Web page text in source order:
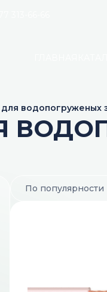
водопогруженых
По популярности